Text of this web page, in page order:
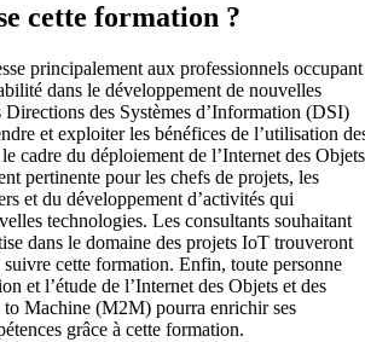
cette formation ?
principalement aux professionnels occupant
dans le développement de nouvelles
Directions des Systèmes d’Information (DSI)
et exploiter les bénéfices de l’utilisation
cadre du déploiement de l’Internet des Objets
pertinente pour les chefs de projets, les
et du développement d’activités qui
technologies. Les consultants souhaitant
dans le domaine des projets IoT trouveront
suivre cette formation. Enfin, toute personne
et l’étude de l’Internet des Objets et des
Machine (M2M) pourra enrichir ses
grâce à cette formation.